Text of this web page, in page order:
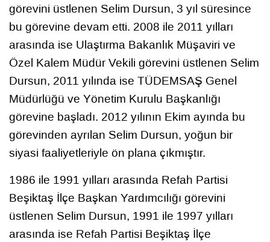
görevini üstlenen Selim Dursun, 3 yıl süresince
bu görevine devam etti. 2008 ile 2011 yılları
arasında ise Ulaştırma Bakanlık Müşaviri ve
Özel Kalem Müdür Vekili görevini üstlenen Selim
Dursun, 2011 yılında ise TÜDEMSAŞ Genel
Müdürlüğü ve Yönetim Kurulu Başkanlığı
görevine başladı. 2012 yılının Ekim ayında bu
görevinden ayrılan Selim Dursun, yoğun bir
siyasi faaliyetleriyle ön plana çıkmıştır.
1986 ile 1991 yılları arasında Refah Partisi
Beşiktaş İlçe Başkan Yardımcılığı görevini
üstlenen Selim Dursun, 1991 ile 1997 yılları
arasında ise Refah Partisi Beşiktaş İlçe